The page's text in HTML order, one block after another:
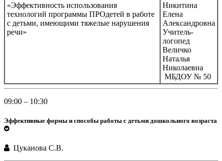
«Эффективность использования
технологий программы ПРОдетей в работе
с детьми, имеющими тяжелые нарушения
речи»
Никитина
Елена
Александровна
Учитель-
логопед
Величко
Наталья
Николаевна
МБДОУ № 50
09:00 – 10:30
Эффективные формы и способы работы с детьми дошкольного возраста
Цуканова С.В.